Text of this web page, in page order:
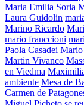
Maria Emilia Soria
Laura Guidolin
Marino Ricardo
mario franccioni
Paola Casadei Mario
Martin Vivanco
en Viedma
ambiente Mesa de
Carmen de